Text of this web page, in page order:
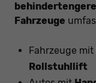
Fahrzeuge
Fahrzeuge mit
Rollstuhllift